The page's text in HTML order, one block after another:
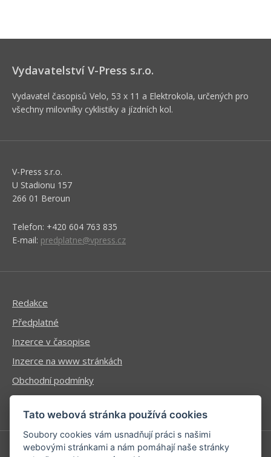
Vydavatelství V-Press s.r.o.
Vydavatel časopisů Velo, 53 x 11 a Elektrokola, určených pro
všechny milovníky cyklistiky a jízdních kol.
V-Press s.r.o.
U Stadionu 157
266 01 Beroun
Telefon: +420 604 763 835
E-mail: predplatne@vpress.cz
Redakce
Předplatné
Inzerce v časopise
Inzerce na www stránkách
Obchodní podmínky
Ochrana osobních údajů
Tato webová stránka používá cookies
Soubory cookies vám usnadňují práci s našimi
webovými stránkami a nám pomáhají naše stránky